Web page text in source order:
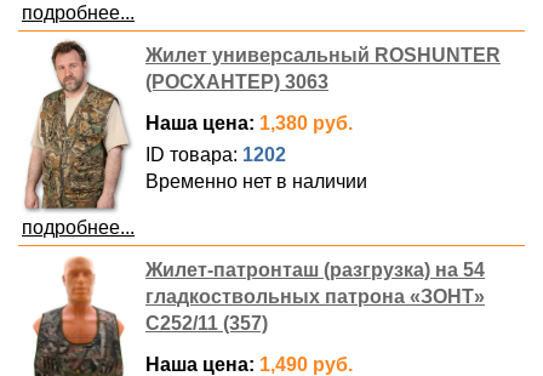
подробнее...
подробнее...
Жилет универсальный ROSHUNTER
(РОСХАНТЕР) 3063
Наша цена: 1,380 руб.
ID товара: 1202
Временно нет в наличии
Жилет-патронташ (разгрузка) на 54
гладкоствольных патрона «ЗОНТ»
С252/11 (357)
Наша цена: 1,490 руб.